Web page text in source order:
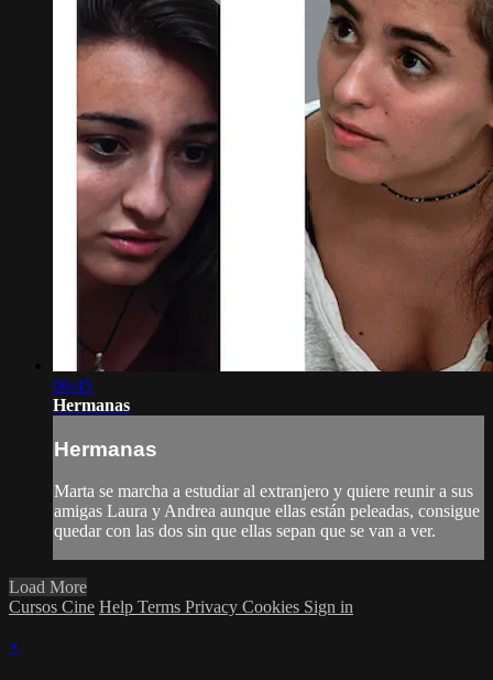
06:45
Hermanas
Hermanas
Marta se marcha a estudiar al extranjero y quiere reunir a sus
amigas Laura y Andrea aunque ellas están peleadas, consigue
quedar con las dos sin que ellas sepan que se van a ver.
Load More
Cursos Cine Help Terms Privacy Cookies Sign in
×